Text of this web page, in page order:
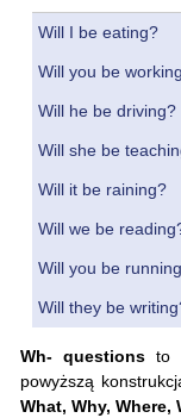
Will I be eating?
Will you be
Will he be driving?
Will she be
Will it be raining?
Will we be
Will you be
Will they be
Wh- questionsto
powyższą
What, Why, Where,